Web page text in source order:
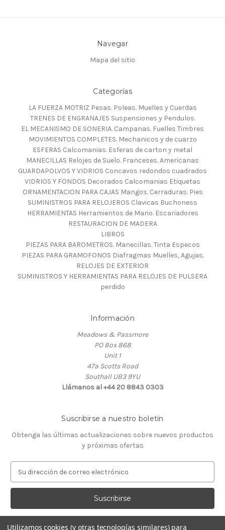
Navegar
Mapa del sitio
Categorías
LA FUERZA MOTRIZ Pesas. Poleas. Muelles y Cuerdas
TRENES DE ENGRANAJES Suspensiones y Pendulos.
EL MECANISMO DE SONERIA. Campanas. Fuelles Timbres
MOVIMIENTOS COMPLETES. Mechanicos y de cuarzo
ESFERAS Calcomanias. Esferas de carton y metal
MANECILLAS Relojes de Suelo. Franceses. Americanas
GUARDAPOLVOS Y VIDRIOS Concavos redondos cuadrados
VIDRIOS Y FONDOS Decorados Calcomanias Etiquetas
ORNAMENTACION PARA CAJAS Mangos. Cerraduras. Pies
SUMINISTROS PARA RELOJEROS Clavicas Buchoness
HERRAMIENTAS Herramientos de Mano. Escariadores
RESTAURACION DE MADERA
LIBROS
PIEZAS PARA BAROMETROS. Manecillas. Tinta Especos
PIEZAS PARA GRAMOFONOS Diafragmas Muelles, Agujas.
RELOJES DE EXTERIOR
SUMINISTROS Y HERRAMIENTAS PARA RELOJES DE PULSERA
perdido
Información
Meadows & Passmore
PO Box 868
Unit 1
47a Scotts Road
Southall UB3 9YU
Llámanos al +44 20 8843 0303
Suscribirse a nuestro boletín
Obtenga las últimas actualizaciones sobre nuevos productos
y próximas ofertas
r
c
Utilizamos cookies (y otras tecnologías similares) para